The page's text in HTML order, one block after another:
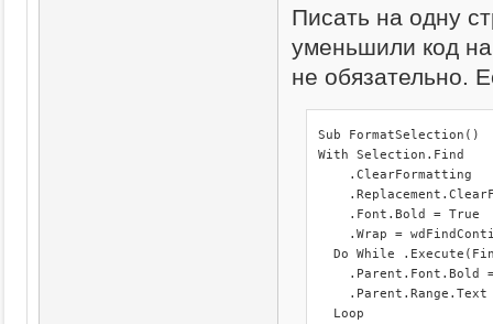
Писать на одну
уменьшили код
не обязательно.
Sub FormatSelection()
With Selection.Find
    .ClearFormatting
    .Font.Bold = True
.Wrap =
Do While
.Parent.Font.Bold
.Parent.Range.Text
  Loop